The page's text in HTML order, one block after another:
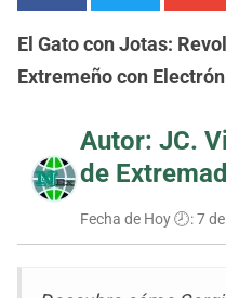
El Gato con Jotas:
Extremeño con
Autor: JC.
de
Fecha de Hoy 🕗:7